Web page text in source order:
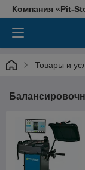
Компания «Pit-
Товары и